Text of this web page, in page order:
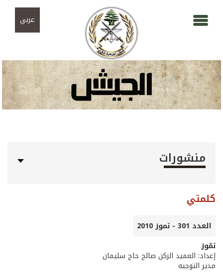
عربي
منشورات
كلمتي
العدد 301 - تموز 2010
تمّوز
إعداد: العميد الركن صالح حاج سليمان
مدير التوجيه